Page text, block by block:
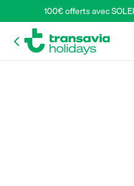
100€ offerts avec